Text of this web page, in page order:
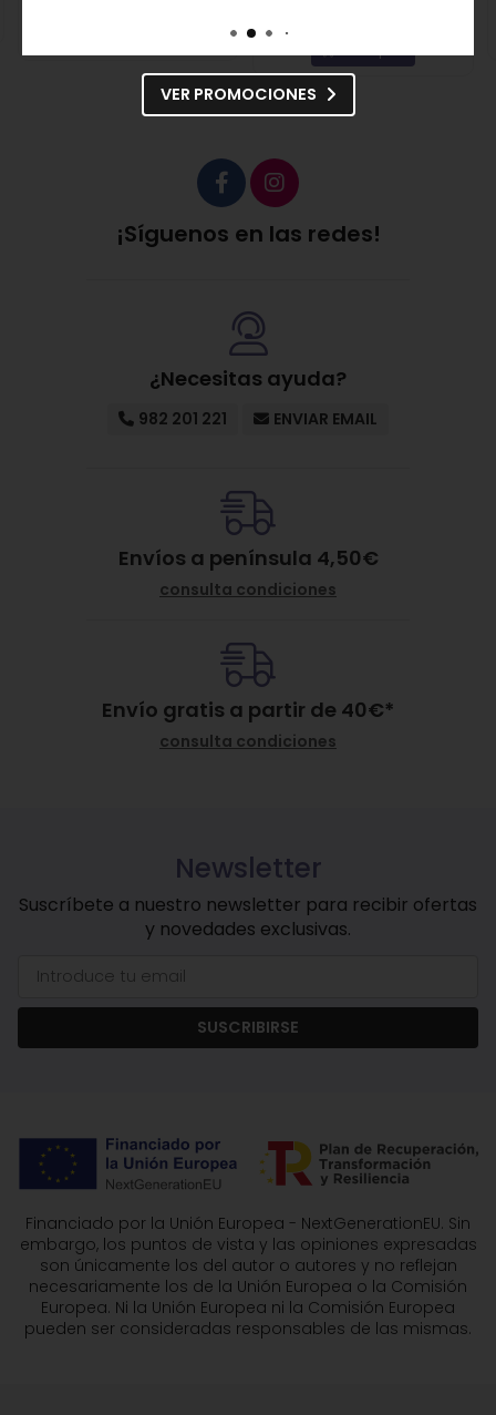
¡Síguenos en las redes!
¿Necesitas ayuda?
982 201 221 ENVIAR EMAIL
Envíos a península 4,50€
consulta condiciones
Envío gratis a partir de 40€*
consulta condiciones
Newsletter
Suscríbete a nuestro newsletter para recibir ofertas
y novedades exclusivas.
SUSCRIBIRSE
Financiado por la Unión Europea - NextGenerationEU. Sin
embargo, los puntos de vista y las opiniones expresadas
son únicamente los del autor o autores y no reflejan
necesariamente los de la Unión Europea o la Comisión
Europea. Ni la Unión Europea ni la Comisión Europea
pueden ser consideradas responsables de las mismas.
VER PROMOCIONES